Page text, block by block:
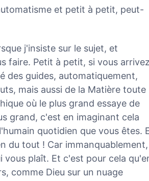
et petit à petit, peut-
j'insiste sur le sujet, et
faire. Petit à petit, si vous arrivez
des guides, automatiquement,
mais aussi de la Matière toute
où le plus grand essaye de
grand, c'est en imaginant cela
quotidien que vous êtes.
du tout ! Car immanquablement,
plaît. Et c'est pour cela
comme Dieu sur un nuage